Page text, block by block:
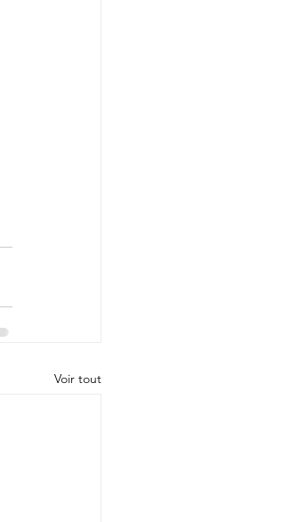
Voir tout